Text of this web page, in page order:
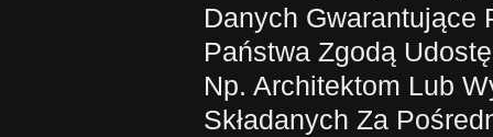
Danych Gwarantujące
Państwa Zgodą
Np. Architektom Lub
Składanych Za